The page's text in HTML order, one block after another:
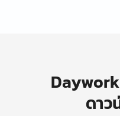
ดาว